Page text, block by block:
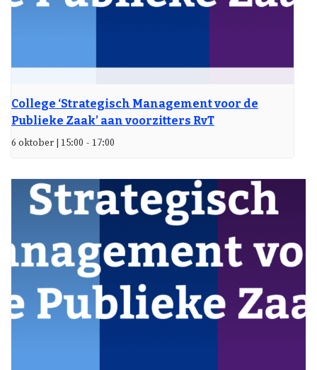
College ‘Strategisch Management voor de
Publieke Zaak’ aan voorzitters RvT
6 oktober | 15:00 - 17:00